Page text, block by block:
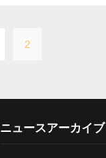
2
ニュースアーカイブ